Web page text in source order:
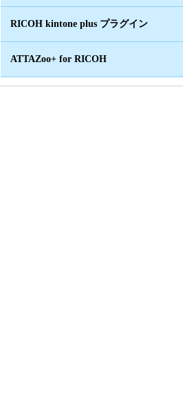
RICOH kintone plus プラグイン
ATTAZoo+ for RICOH